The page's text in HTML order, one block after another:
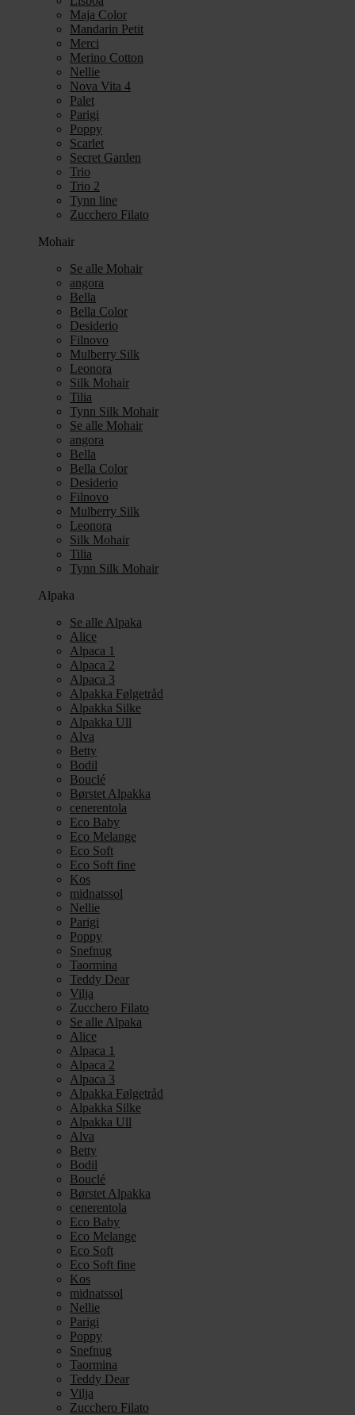
Maja Color
Mandarin Petit
Merci
Merino Cotton
Nellie
Nova Vita 4
Palet
Parigi
Poppy
Scarlet
Secret Garden
Trio
Trio 2
Tynn line
Zucchero Filato
Mohair
Se alle Mohair
angora
Bella
Bella Color
Desiderio
Filnovo
Mulberry Silk
Leonora
Silk Mohair
Tilia
Tynn Silk Mohair
Se alle Mohair
angora
Bella
Bella Color
Desiderio
Filnovo
Mulberry Silk
Leonora
Silk Mohair
Tilia
Tynn Silk Mohair
Alpaka
Se alle Alpaka
Alice
Alpaca 1
Alpaca 2
Alpaca 3
Alpakka Følgetråd
Alpakka Silke
Alpakka Ull
Alva
Betty
Bodil
Bouclé
Børstet Alpakka
cenerentola
Eco Baby
Eco Melange
Eco Soft
Eco Soft fine
Kos
midnatssol
Nellie
Parigi
Poppy
Snefnug
Taormina
Teddy Dear
Vilja
Zucchero Filato
Se alle Alpaka
Alice
Alpaca 1
Alpaca 2
Alpaca 3
Alpakka Følgetråd
Alpakka Silke
Alpakka Ull
Alva
Betty
Bodil
Bouclé
Børstet Alpakka
cenerentola
Eco Baby
Eco Melange
Eco Soft
Eco Soft fine
Kos
midnatssol
Nellie
Parigi
Poppy
Snefnug
Taormina
Teddy Dear
Vilja
Zucchero Filato